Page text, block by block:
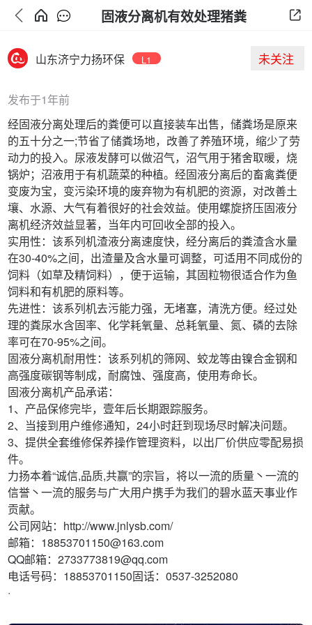
固液分离机有效处理猪粪
山东济宁力扬环保 L1 未关注
发布于1年前
经固液分离处理后的粪便可以直接装车出售，储粪场是原来
的五十分之一;节省了储粪场地，改善了养殖环境，缩少了劳
动力的投入。尿液发酵可以做沼气，沼气用于猪舍取暖，烧
锅炉；沼液用于有机蔬菜的种植。经固液分离后的畜禽粪便
变废为宝，变污染环境的废弃物为有机肥的资源，对改善土
壤、水源、大气有着很好的社会效益。使用螺旋挤压固液分
离机经济效益显著，当年内可回收全部的投入。
实用性：该系列机渣液分离速度快，经分离后的粪渣含水量
在30-40%之间，出渣量及含水量可调整，可适用不同成份的
饲料（如草及精饲料），便于运输，其固粒物很适合作为鱼
饲料和有机肥的原料等。
先进性：该系列机去污能力强，无堵塞，清洗方便。经过处
理的粪尿水含固率、化学耗氧量、总耗氧量、氮、磷的去除
率可在70-95%之间。
固液分离机耐用性：该系列机的筛网、蛟龙等由镍合金钢和
高强度碳钢等制成，耐腐蚀、强度高，使用寿命长。
固液分离机产品承诺：
1、产品保修完毕，壹年后长期跟踪服务。
2、当接到用户维修通知，24小时赶到现场尽时解决问题。
3、提供全套维修保养操作管理资料，以出厂价供应零配易损
件。
力扬本着“诚信,品质,共赢”的宗旨，将以一流的质量丶一流的
信誉丶一流的服务与广大用户携手为我们的碧水蓝天事业作
贡献。
公司网站：http://www.jnlysb.com/
邮箱：18853701150@163.com
QQ邮箱：2733773819@qq.com
电话号码：18853701150固话：0537-3252080
·